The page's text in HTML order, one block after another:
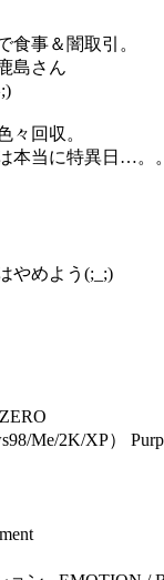
食事＆闇取引。
島さん
々回収。
本当に特異日…。
やめよう(;_;)
Me/2K/XP）